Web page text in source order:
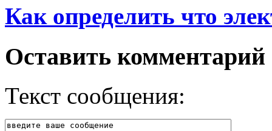
Как определить что
Оставить комментарий
Текст сообщения: